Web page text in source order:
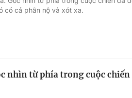
Tuyển
có cả phẫn nộ và xót xa.
nhìn từ phía trong cuộc